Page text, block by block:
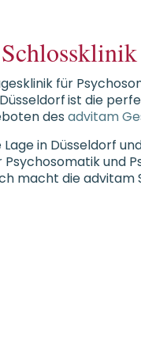
für
ist die
des advitam
in Düsseldorf
Psychosomatik und
macht die advitam